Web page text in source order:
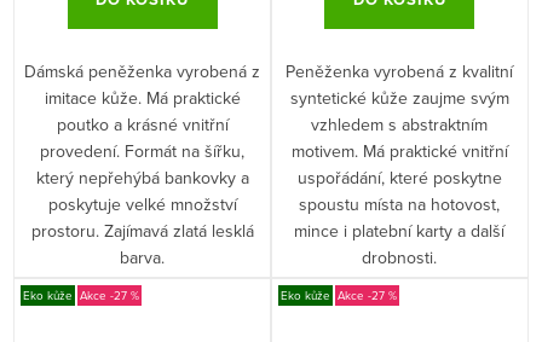
Dámská peněženka vyrobená z
imitace kůže. Má praktické
poutko a krásné vnitřní
provedení. Formát na šířku,
který nepřehýbá bankovky a
poskytuje velké množství
prostoru. Zajímavá zlatá lesklá
barva.
Peněženka vyrobená z kvalitní
syntetické kůže zaujme svým
vzhledem s abstraktním
motivem. Má praktické vnitřní
uspořádání, které poskytne
spoustu místa na hotovost,
mince i platební karty a další
drobnosti.
Eko kůže -27 % Eko kůže -27 %